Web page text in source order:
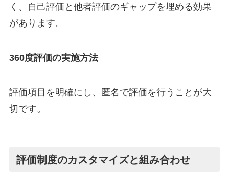
く、自己評価と他者評価のギャップを埋める効果
があります。
360度評価の実施方法
評価項目を明確にし、匿名で評価を行うことが大
切です。
評価制度のカスタマイズと組み合わせ